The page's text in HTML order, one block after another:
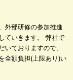
外部研修の参加推進
ていきます。 弊社で
いておりますので、
全額負担(上限あり)い